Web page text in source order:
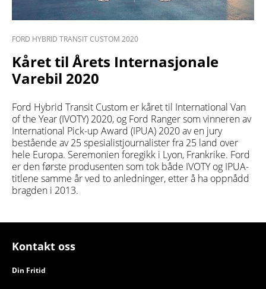
FORD HYBRID TRANSIT CUSTOM 2020
Kåret til Årets Internasjonale
Varebil 2020
Ford Hybrid Transit Custom er kåret til International Van
of the Year (IVOTY) 2020, og Ford Ranger som vinneren av
International Pick-up Award (IPUA) 2020 av en jury
bestående av 25 spesialistjournalister fra 25 land over
hele Europa. Seremonien foregikk i Lyon, Frankrike. Ford
er den første produsenten som tok både IVOTY og IPUA-
titlene samme år ved to anledninger, etter å ha oppnådd
bragden i 2013.
Kontakt oss
Din Fritid